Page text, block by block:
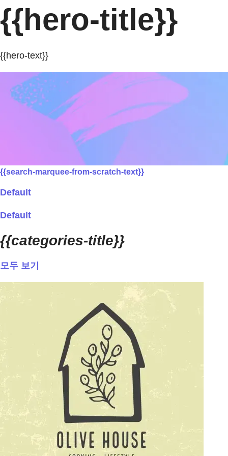
{{hero-title}}
{{hero-text}}
{{search-marquee-from-scratch-text}}
Default
Default
{{categories-title}}
모두 보기